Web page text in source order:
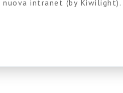
intranet (by Kiwilight).
la scommessa è passare
[…]